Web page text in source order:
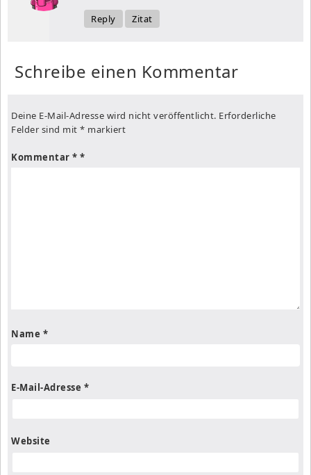
Reply Zitat
Schreibe einen Kommentar
Deine E-Mail-Adresse wird nicht veröffentlicht. Erforderliche
Felder sind mit * markiert
Kommentar *
Name *
E-Mail-Adresse *
Website